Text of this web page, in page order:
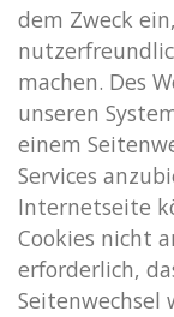
dem Zweck
machen. Des
unseren
einem
Services
Internetseite
Cookies nicht
erforderlich,
Seitenwechsel